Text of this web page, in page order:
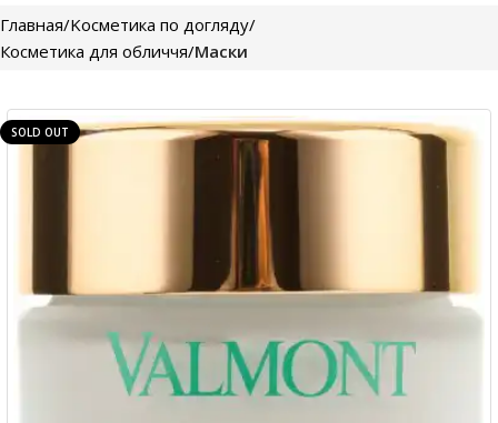
Главная Kосметика по догляду
Косметика для обличчя Маски
SOLD OUT